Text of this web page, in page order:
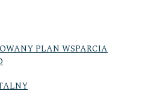
PLAN WSPARCIA